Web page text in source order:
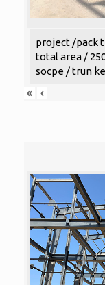
project /pack
total area /
socpe / trun
«
‹